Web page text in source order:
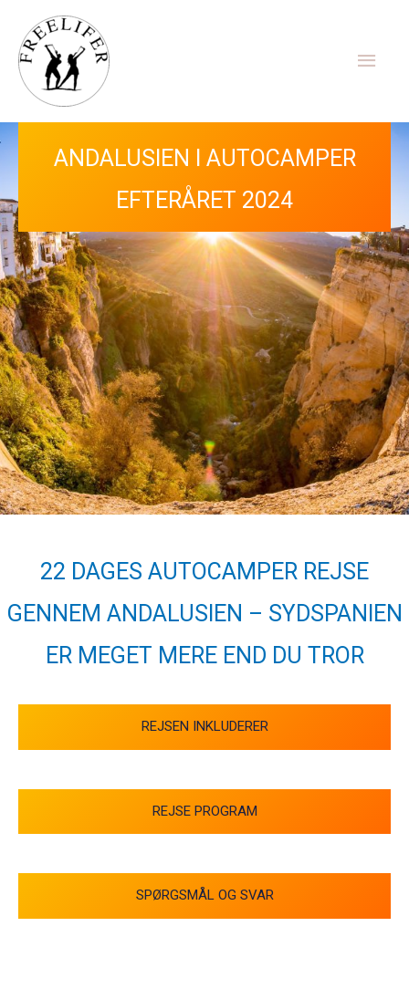
indholdet
ANDALUSIEN I AUTOCAMPER
EFTERÅRET 2024
22 DAGES AUTOCAMPER REJSE
GENNEM ANDALUSIEN – SYDSPANIEN
ER MEGET MERE END DU TROR
REJSEN INKLUDERER
REJSE PROGRAM
SPØRGSMÅL OG SVAR
Hop ind i vores Facebook gruppe her